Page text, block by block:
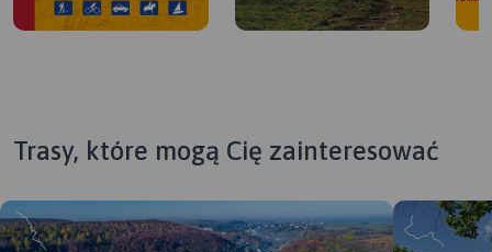
Trasy, które mogą Cię zainteresować